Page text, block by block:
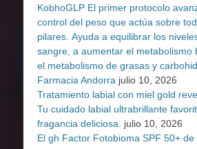
KobhoGLP El primer protocolo
control del peso que actúa sobre
pilares. Ayuda a equilibrar los
sangre, a aumentar el metabolismo
el metabolismo de grasas y
Farmacia Andorra julio 10, 2026
Tratamiento labial con miel gold
Tu cuidado labial ultrabrillante
fragancia deliciosa.
julio 10, 2026
El gh Factor Fotobioma SPF 50+